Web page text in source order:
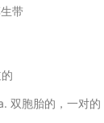
带
双胞胎的，一对